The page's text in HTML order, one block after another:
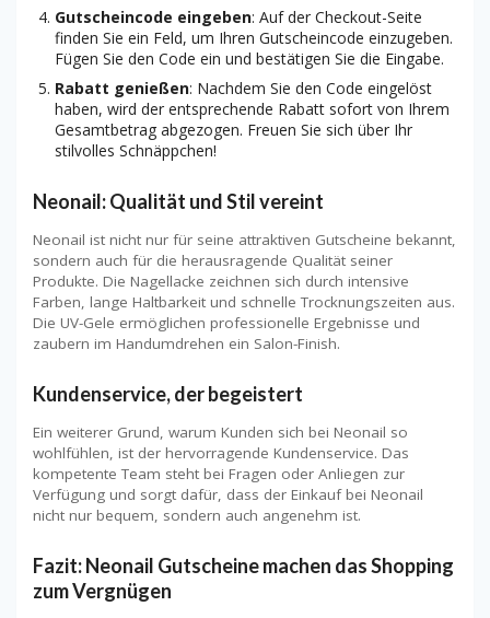
Gutscheincode eingeben: Auf der Checkout-Seite
finden Sie ein Feld, um Ihren Gutscheincode einzugeben.
Fügen Sie den Code ein und bestätigen Sie die Eingabe.
Rabatt genießen: Nachdem Sie den Code eingelöst
haben, wird der entsprechende Rabatt sofort von Ihrem
Gesamtbetrag abgezogen. Freuen Sie sich über Ihr
stilvolles Schnäppchen!
Neonail: Qualität und Stil vereint
Neonail ist nicht nur für seine attraktiven Gutscheine bekannt,
sondern auch für die herausragende Qualität seiner
Produkte. Die Nagellacke zeichnen sich durch intensive
Farben, lange Haltbarkeit und schnelle Trocknungszeiten aus.
Die UV-Gele ermöglichen professionelle Ergebnisse und
zaubern im Handumdrehen ein Salon-Finish.
Kundenservice, der begeistert
Ein weiterer Grund, warum Kunden sich bei Neonail so
wohlfühlen, ist der hervorragende Kundenservice. Das
kompetente Team steht bei Fragen oder Anliegen zur
Verfügung und sorgt dafür, dass der Einkauf bei Neonail
nicht nur bequem, sondern auch angenehm ist.
Fazit: Neonail Gutscheine machen das Shopping
zum Vergnügen